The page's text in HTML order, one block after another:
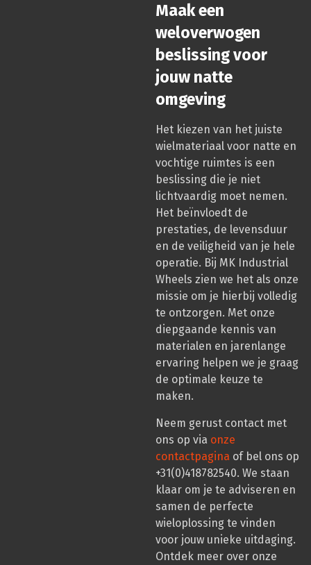
Maak een
weloverwogen
beslissing voor
jouw natte
omgeving
Het kiezen van het juiste
wielmateriaal voor natte en
vochtige ruimtes is een
beslissing die je niet
lichtvaardig moet nemen.
Het beïnvloedt de
prestaties, de levensduur
en de veiligheid van je hele
operatie. Bij MK Industrial
Wheels zien we het als onze
missie om je hierbij volledig
te ontzorgen. Met onze
diepgaande kennis van
materialen en jarenlange
ervaring helpen we je graag
de optimale keuze te
maken.
Neem gerust contact met
ons op via onze
contactpagina of bel ons op
+31(0)418782540. We staan
klaar om je te adviseren en
samen de perfecte
wieloplossing te vinden
voor jouw unieke uitdaging.
Ontdek meer over onze